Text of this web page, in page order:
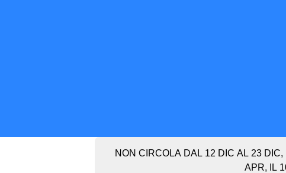
NON CIRCOLA DAL 12 DIC AL 23
APR, IL